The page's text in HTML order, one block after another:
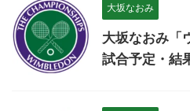
大坂なおみ
大坂なおみ「
試合予定・結